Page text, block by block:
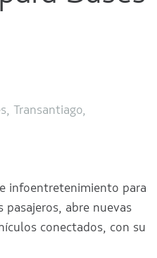
, Transantiago,
infoentretenimiento para
abre nuevas
conectados, con su